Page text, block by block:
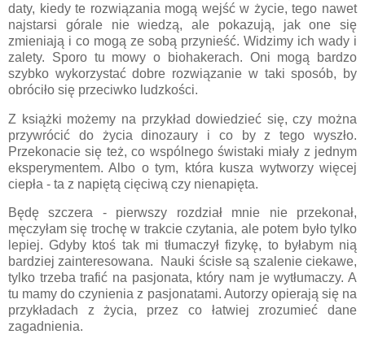
daty, kiedy te rozwiązania mogą wejść w życie, tego nawet
najstarsi górale nie wiedzą, ale pokazują, jak one się
zmieniają i co mogą ze sobą przynieść. Widzimy ich wady i
zalety. Sporo tu mowy o biohakerach. Oni mogą bardzo
szybko wykorzystać dobre rozwiązanie w taki sposób, by
obróciło się przeciwko ludzkości.
Z książki możemy na przykład dowiedzieć się, czy można
przywrócić do życia dinozaury i co by z tego wyszło.
Przekonacie się też, co wspólnego świstaki miały z jednym
eksperymentem. Albo o tym, która kusza wytworzy więcej
ciepła - ta z napiętą cięciwą czy nienapięta.
Będę szczera - pierwszy rozdział mnie nie przekonał,
męczyłam się trochę w trakcie czytania, ale potem było tylko
lepiej. Gdyby ktoś tak mi tłumaczył fizykę, to byłabym nią
bardziej zainteresowana. Nauki ścisłe są szalenie ciekawe,
tylko trzeba trafić na pasjonata, który nam je wytłumaczy. A
tu mamy do czynienia z pasjonatami. Autorzy opierają się na
przykładach z życia, przez co łatwiej zrozumieć dane
zagadnienia.